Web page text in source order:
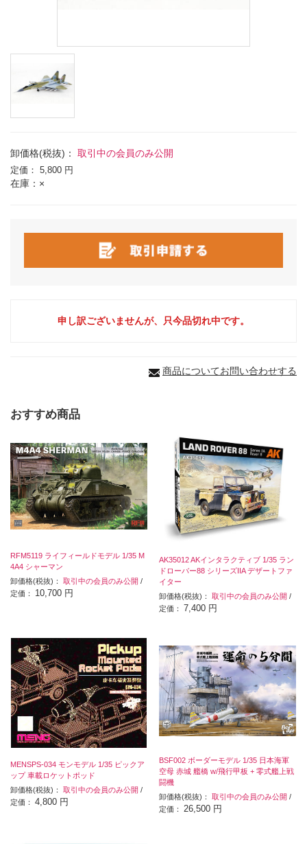
卸価格(税抜)： 取引中の会員のみ公開
定価： 5,800 円
在庫：×
申し訳ございませんが、只今品切れ中です。
商品についてお問い合わせする
おすすめ商品
RFM5119 ライフィールドモデル 1/35 M
4A4 シャーマン
卸価格(税抜)： 取引中の会員のみ公開 /
定価： 10,700 円
AK35012 AKインタラクティブ 1/35 ラン
ドローバー88 シリーズIIA デザートファ
イター
卸価格(税抜)：取引中の会員のみ公開 /
定価： 7,400 円
MENSPS-034 モンモデル 1/35 ピックア
ップ 車載ロケットポッド
卸価格(税抜)： 取引中の会員のみ公開 /
定価： 4,800 円
BSF002 ボーダーモデル 1/35 日本海軍
空母 赤城 艦橋 w/飛行甲板 + 零式艦上戦
闘機
卸価格(税抜)：取引中の会員のみ公開 /
定価： 26,500 円